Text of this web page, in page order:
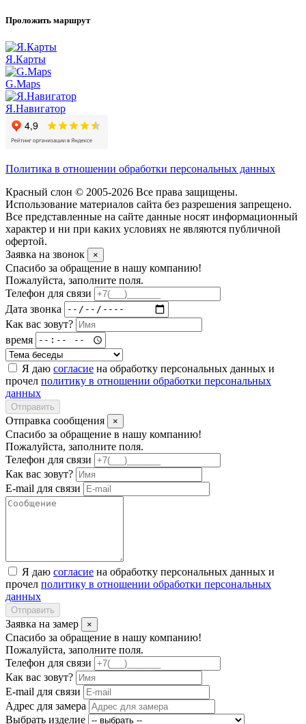
Проложить маршрут
Я.Карты
G.Maps
Я.Навигатор
Политика в отношении обработки персональных данных
Красный слон © 2005-2026 Все права защищены.
Использование материалов сайта без разрешения запрещено.
Все представленные на сайте данные носят информационный
характер и ни при каких условиях не являются публичной
офертой.
Заявка на звонок
×
Спасибо за обращение в нашу компанию!
Пожалуйста, заполните поля.
Телефон для связи
Дата звонка
Как вас зовут?
время
Я даю согласие на обработку персональных данных и
прочел политику в отношении обработки персональных
данных
Отправить
Отправка сообщения ×
Спасибо за обращение в нашу компанию!
Пожалуйста, заполните поля.
Телефон для связи
Как вас зовут?
E-mail для связи
Я даю согласие на обработку персональных данных и
прочел политику в отношении обработки персональных
данных
Отправить
Заявка на замер ×
Спасибо за обращение в нашу компанию!
Пожалуйста, заполните поля.
Телефон для связи
Как вас зовут?
E-mail для связи
Адрес для замера
Выбрать изделие